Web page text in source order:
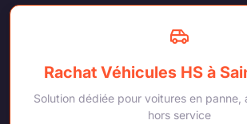
Rachat Véhicules HS à
Solution dédiée pour voitures en panne,
hors service